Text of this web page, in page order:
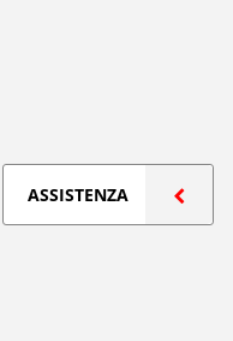
ASSISTENZA